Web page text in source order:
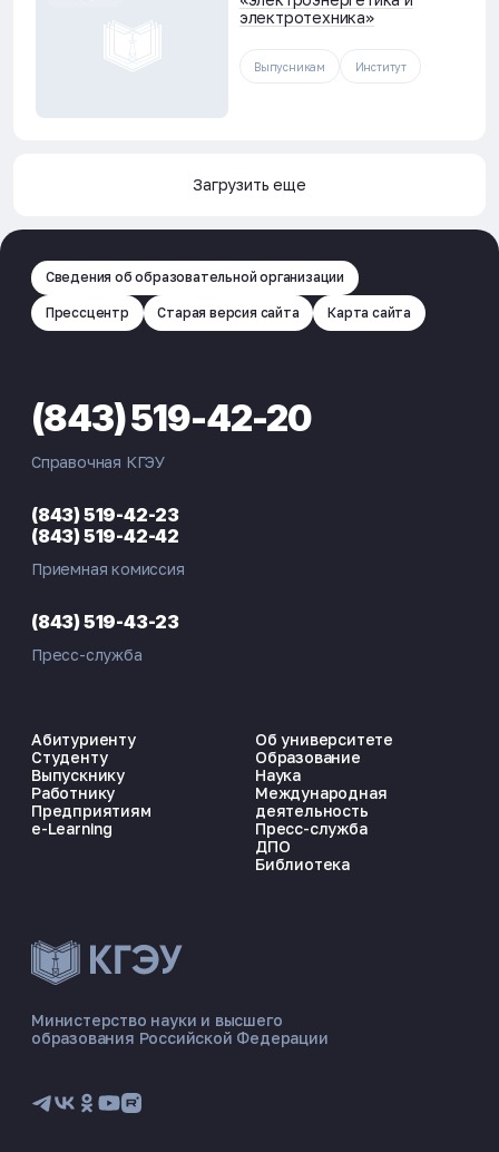
электротехника»
Выпусникам Институт
Загрузить еще
Сведения об образовательной организации
Прессцентр Старая версия сайта Карта сайта
Министерство науки и высшего
образования Российской Федерации
Абитуриенту
Студенту
Выпускнику
Работнику
Предприятиям
e-Learning
Об университете
Образование
Наука
Международная
деятельность
Пресс-служба
ДПО
Библиотека
(843) 519-42-20
Справочная КГЭУ
(843) 519-42-23
(843) 519-42-42
Приемная комиссия
(843) 519-43-23
Пресс-служба